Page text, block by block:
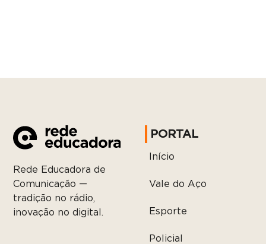
Rede Educadora de
Comunicação —
tradição no rádio,
inovação no digital.
PORTAL
Início
Vale do Aço
Esporte
Policial